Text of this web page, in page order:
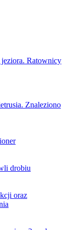
Ratownicy
Znaleziono
drobiu
oraz